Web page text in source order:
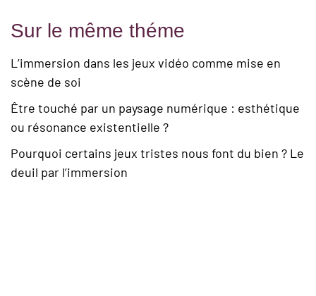
Sur le même théme
L’immersion dans les jeux vidéo comme mise en
scène de soi
Être touché par un paysage numérique : esthétique
ou résonance existentielle ?
Pourquoi certains jeux tristes nous font du bien ? Le
deuil par l’immersion